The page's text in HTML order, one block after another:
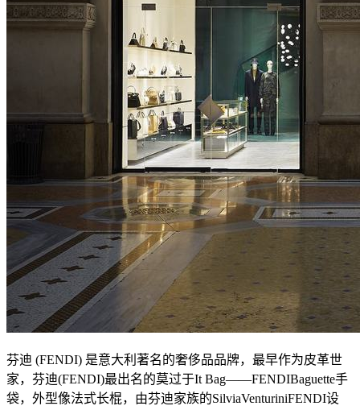
芬迪 (FENDI) 是意大利著名的奢侈品品牌，最早作为皮革世
家，芬迪(FENDI)最出名的莫过于It Bag——FENDIBaguette手
袋，外型像法式长棍，由芬迪家族的SilviaVenturiniFENDI设